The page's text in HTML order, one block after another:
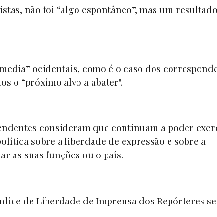
não foi “algo espontâneo”, mas um resultado
ocidentais, como é o caso dos
o “próximo alvo a abater".
consideram que continuam a poder
sobre a liberdade de expressão e sobre a
as suas funções ou o país.
de Liberdade de Imprensa dos Repórteres